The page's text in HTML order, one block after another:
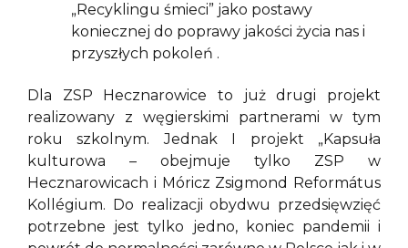
„Recyklingu śmieci” jako postawy
koniecznej do poprawy jakości życia nas i
przyszłych pokoleń .
Dla ZSP Hecznarowice to już drugi projekt
realizowany z węgierskimi partnerami w tym
roku szkolnym. Jednak I projekt „Kapsuła
kulturowa – obejmuje tylko ZSP w
Hecznarowicach i Móricz Zsigmond Református
Kollégium. Do realizacji obydwu przedsięwzięć
potrzebne jest tylko jedno, koniec pandemii i